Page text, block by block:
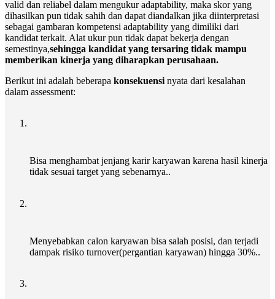
valid dan reliabel dalam mengukur adaptability, maka skor yang
dihasilkan pun tidak sahih dan dapat diandalkan jika diinterpretasi
sebagai gambaran kompetensi adaptability yang dimiliki dari
kandidat terkait. Alat ukur pun tidak dapat bekerja dengan
semestinya,sehingga kandidat yang tersaring tidak mampu
memberikan kinerja yang diharapkan perusahaan.
Berikut ini adalah beberapa konsekuensi nyata dari kesalahan
dalam assessment:
Bisa menghambat jenjang karir karyawan karena hasil kinerja
tidak sesuai target yang sebenarnya..
Menyebabkan calon karyawan bisa salah posisi, dan terjadi
dampak risiko turnover(pergantian karyawan) hingga 30%..